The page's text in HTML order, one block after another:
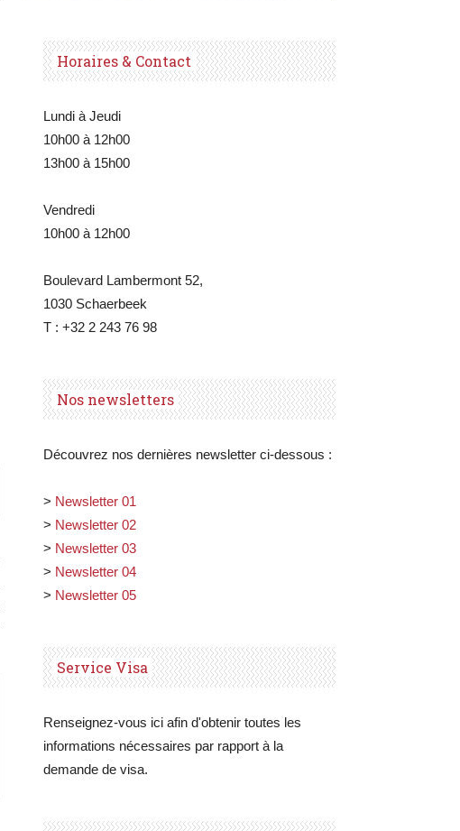
Horaires & Contact
Lundi à Jeudi
10h00 à 12h00
13h00 à 15h00
Vendredi
10h00 à 12h00
Boulevard Lambermont 52,
1030 Schaerbeek
T : +32 2 243 76 98
Nos newsletters
Découvrez nos dernières newsletter ci-dessous :
> Newsletter 01
> Newsletter 02
> Newsletter 03
> Newsletter 04
> Newsletter 05
Service Visa
Renseignez-vous ici afin d'obtenir toutes les
informations nécessaires par rapport à la
demande de visa.